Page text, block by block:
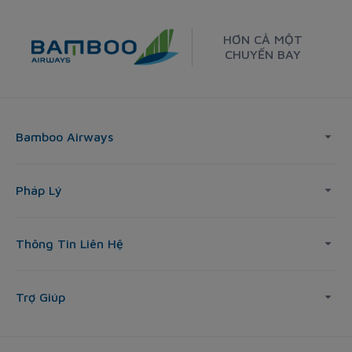
HƠN CẢ MỘT
CHUYẾN BAY
Bamboo Airways
Pháp Lý
Thông Tin Liên Hệ
Trợ Giúp